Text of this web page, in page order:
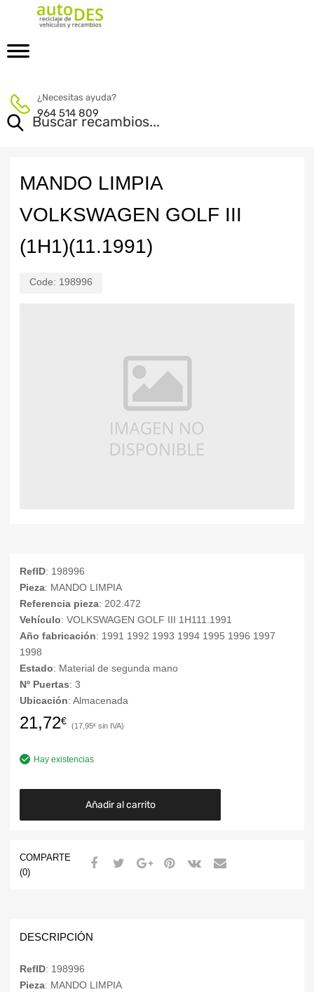
¿Necesitas ayuda?
964 514 809
MANDO LIMPIA
VOLKSWAGEN GOLF III
(1H1)(11.1991)
Code: 198996
RefID: 198996
Pieza: MANDO LIMPIA
Referencia pieza: 202.472
Vehículo: VOLKSWAGEN GOLF III 1H111.1991
Año fabricación: 1991 1992 1993 1994 1995 1996 1997
1998
Estado: Material de segunda mano
Nº Puertas: 3
Ubicación: Almacenada
21,72€ 17,95€
Hay existencias
Añadir al carrito
COMPARTE
(0)
DESCRIPCIÓN
RefID: 198996
Pieza: MANDO LIMPIA